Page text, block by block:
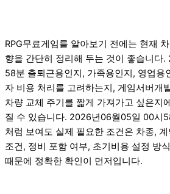
RPG무료게임를 알아보기 전에는 현재
향을 간단히 정리해 두는 것이 좋습니다
58분 출퇴근용인지, 가족용인지, 영업용
자 비용 처리를 고려하는지, 게임서버개
차량 교체 주기를 짧게 가져가고 싶은지
질 수 있습니다. 2026년06월05일 00시
처럼 보여도 실제 필요한 조건은 차종,
조건, 정비 포함 여부, 초기비용 설정 방
때문에 정확한 확인이 먼저입니다.